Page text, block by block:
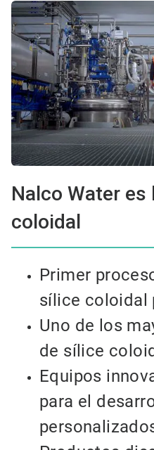
Nalco Water
coloidal
Primer
sílice coloidal
Uno de los
de sílice
Equipos
para el